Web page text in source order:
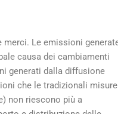
merci. Le emissioni
causa dei cambiamenti
generati dalla diffusione
che le tradizionali misure
non riescono più a